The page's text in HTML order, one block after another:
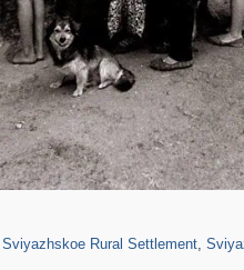
Sviyazhskoe Rural Settlement,